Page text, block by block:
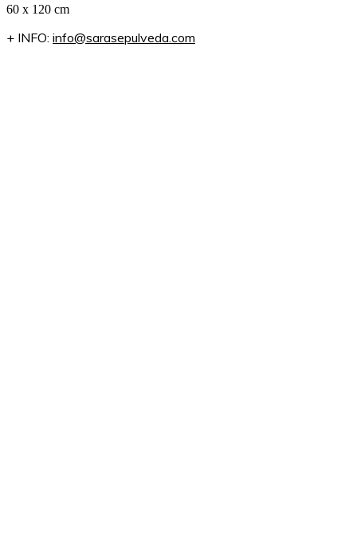
60 x 120 cm
+ INFO: info@sarasepulveda.com